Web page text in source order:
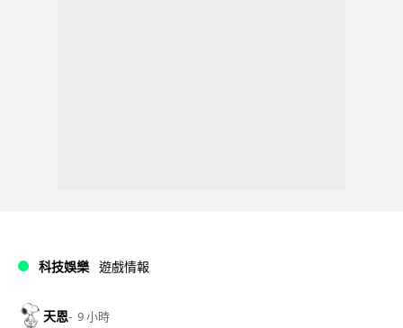
科技娛樂 遊戲情報
天恩 9 小時